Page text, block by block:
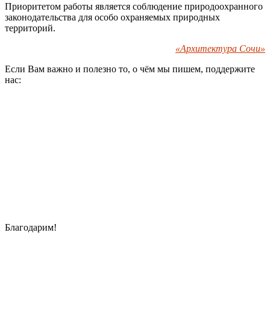
Приоритетом работы является соблюдение природоохранного
законодательства для особо охраняемых природных
территорий.
«Архитектура Сочи»
Если Вам важно и полезно то, о чём мы пишем, поддержите
нас:
Благодарим!